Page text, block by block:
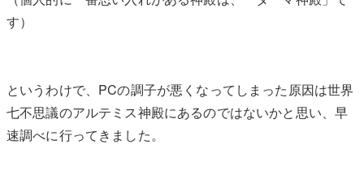
す）
というわけで、PCの調子が悪くなってしまった原因は世界
七不思議のアルテミス神殿にあるのではないかと思い、早
速調べに行ってきました。